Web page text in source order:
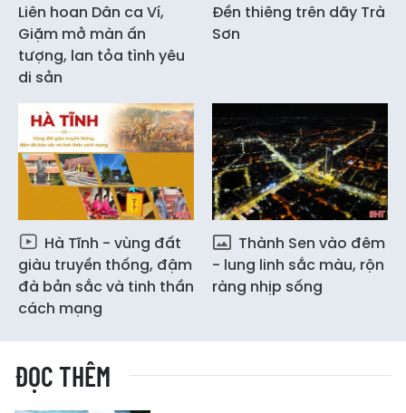
Liên hoan Dân ca Ví,
Giặm mở màn ấn
tượng, lan tỏa tình yêu
di sản
Đền thiêng trên dãy Trà
Sơn
Hà Tĩnh - vùng đất
giàu truyền thống, đậm
đà bản sắc và tinh thần
cách mạng
Thành Sen vào đêm
- lung linh sắc màu, rộn
ràng nhịp sống
ĐỌC THÊM